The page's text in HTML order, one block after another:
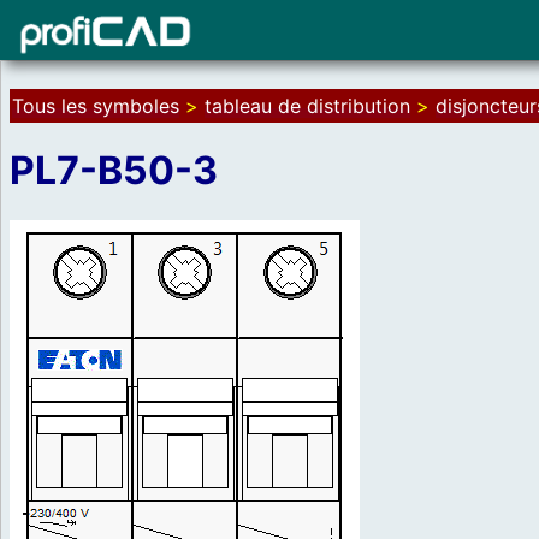
Tous les symboles > tableau de distribution >
PL7-B50-3